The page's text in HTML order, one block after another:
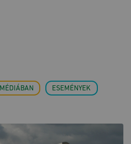
MÉDIÁBAN ESEMÉNYEK